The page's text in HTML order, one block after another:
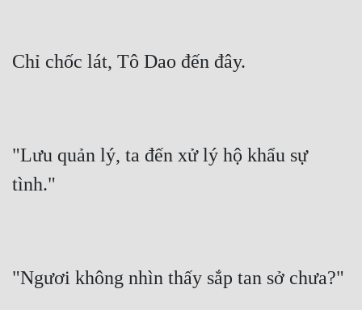
Chỉ chốc lát, Tô Dao đến đây.
"Lưu quản lý, ta đến xử lý hộ khẩu sự
tình."
"Ngươi không nhìn thấy sắp tan sở chưa?"